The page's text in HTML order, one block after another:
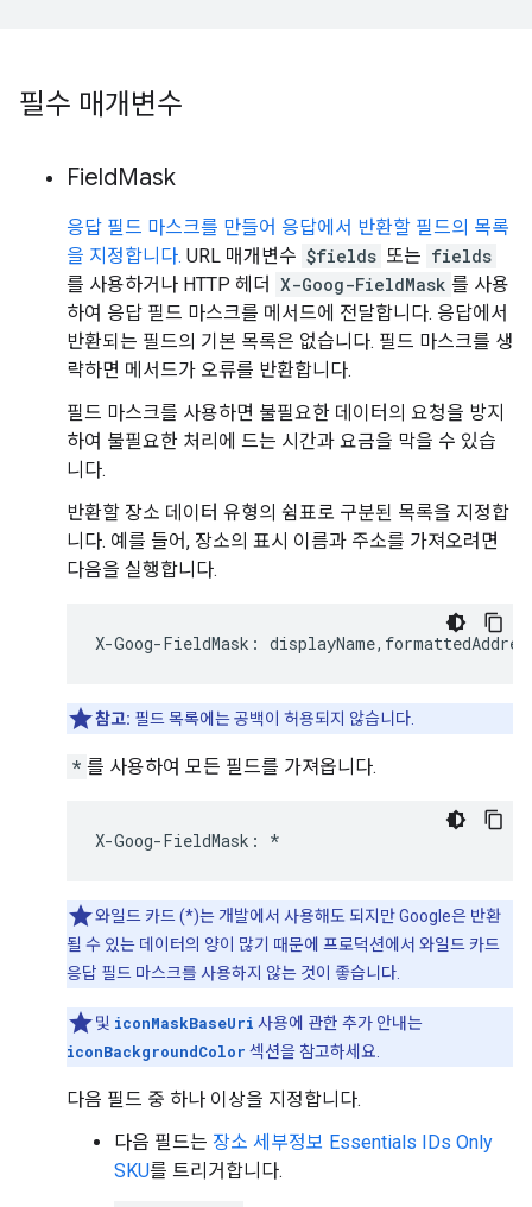
필수 매개변수
FieldMask
응답 필드 마스크를 만들어 응답에서 반환할 필드의 목록
을 지정합니다. URL 매개변수 $fields 또는 fields
를 사용하거나 HTTP 헤더 X-Goog-FieldMask 를 사용
하여 응답 필드 마스크를 메서드에 전달합니다. 응답에서
반환되는 필드의 기본 목록은 없습니다. 필드 마스크를 생
략하면 메서드가 오류를 반환합니다.
필드 마스크를 사용하면 불필요한 데이터의 요청을 방지
하여 불필요한 처리에 드는 시간과 요금을 막을 수 있습
니다.
반환할 장소 데이터 유형의 쉼표로 구분된 목록을 지정합
니다. 예를 들어, 장소의 표시 이름과 주소를 가져오려면
다음을 실행합니다.
X-Goog-FieldMask : displayName,
참고: 필드 목록에는 공백이 허용되지 않습니다.
* 를 사용하여 모든 필드를 가져옵니다.
X-Goog-FieldMask : *
와일드 카드 (*)는 개발에서 사용해도 되지만 Google은 반환
될 수 있는 데이터의 양이 많기 때문에 프로덕션에서 와일드 카드
응답 필드 마스크를 사용하지 않는 것이 좋습니다.
및 iconMaskBaseUri 사용에 관한 추가 안내는
iconBackgroundColor 섹션을 참고하세요.
다음 필드 중 하나 이상을 지정합니다.
다음 필드는 장소 세부정보 Essentials IDs Only
SKU를 트리거합니다.